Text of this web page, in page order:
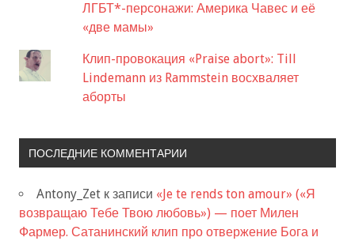
ЛГБТ*-персонажи: Америка Чавес и её
«две мамы»
Клип-провокация «Praise abort»: Till
Lindemann из Rammstein восхваляет
аборты
ПОСЛЕДНИЕ КОММЕНТАРИИ
Antony_Zet к записи «Je te rends ton amour» («Я
возвращаю Тебе Твою любовь») — поет Милен
Фармер. Сатанинский клип про отвержение Бога и